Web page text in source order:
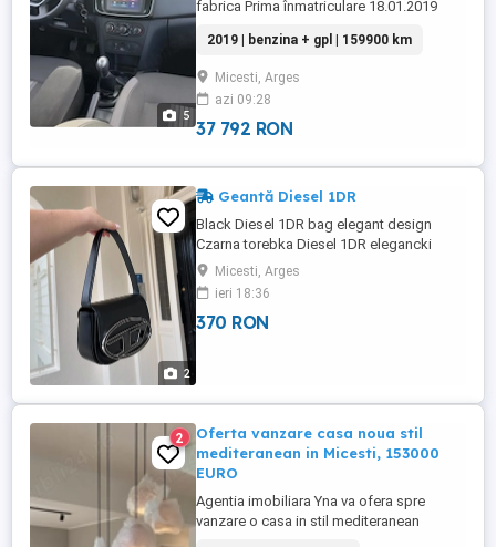
5
fabrica Prima înmatriculare 18.01.2019
benzină +Gpl 0.9 TCe, 90CP Cutie manuală
Consum mediu: 5.4 l 100km Emisii CO2:
123 g km Norma poluare Euro 6 5 uși, 5
locuri Culoare: negru Km 159.000 Preț 7200
euro ușor negociabil. ...
2019 | benzina + gpl | 159900 km
Micesti, Arges
azi 09:28
37 792 RON
2
Geantă Diesel 1DR
Black Diesel 1DR bag elegant design
Czarna torebka Diesel 1DR elegancki
model Geantă Diesel 1DR neagră model
elegant Descriere: Vând geantă Diesel
1DR, model negru, cu logo-ul metalic D
specific brandului. Design elegant și
Micesti, Arges
ieri 18:36
370 RON
2
Oferta vanzare casa noua stil
mediteranean in Micesti, 153000
EURO
Agentia imobiliara Yna va ofera spre
vanzare o casa in stil mediteranean